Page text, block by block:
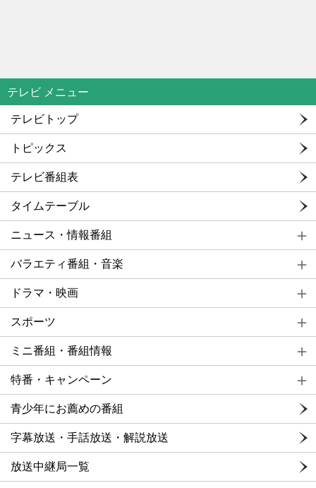
テレビ メニュー
テレビトップ
トピックス
テレビ番組表
タイムテーブル
ニュース・情報番組
バラエティ番組・音楽
ドラマ・映画
スポーツ
ミニ番組・番組情報
特番・キャンペーン
青少年にお薦めの番組
字幕放送・手話放送・解説放送
放送中継局一覧